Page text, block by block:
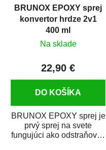
BRUNOX EPOXY sprej
konvertor hrdze 2v1
400 ml
Na sklade
22,90 €
DO KOŠÍKA
BRUNOX EPOXY sprej je
prvý sprej na svete
fungujúci ako odstraňovač